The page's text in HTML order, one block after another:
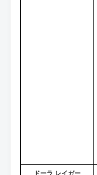
ドーラ レイガー